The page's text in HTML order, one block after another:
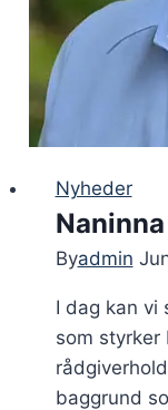
Nyheder
Byadmin
I dag kan vi
som styrker
baggrund